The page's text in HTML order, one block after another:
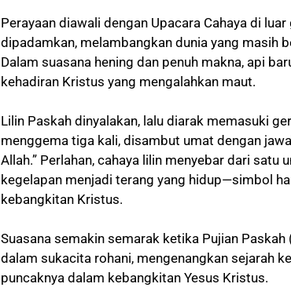
Perayaan diawali dengan Upacara Cahaya di
dipadamkan, melambangkan dunia yang masih
Dalam suasana hening dan penuh makna, api
kehadiran Kristus yang mengalahkan maut.
Lilin Paskah dinyalakan, lalu diarak memasuki
menggema tiga kali, disambut umat dengan
Allah.” Perlahan, cahaya lilin menyebar dari satu
kegelapan menjadi terang yang hidup—simbol
kebangkitan Kristus.
Suasana semakin semarak ketika Pujian
dalam sukacita rohani, mengenangkan sejarah
puncaknya dalam kebangkitan Yesus Kristus.